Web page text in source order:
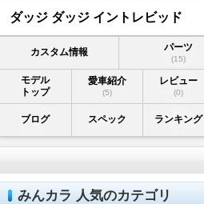
ダッジ ダッジ イントレビッド
カスタム情報 パーツ
(15)
モデル
トップ
愛車紹介
(5)
レビュー
(0)
ブログ スペック ランキング
みんカラ 人気のカテゴリ